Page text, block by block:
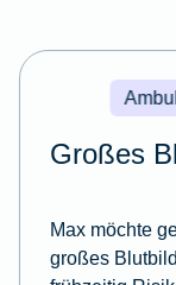
Großes
Max möchte
großes